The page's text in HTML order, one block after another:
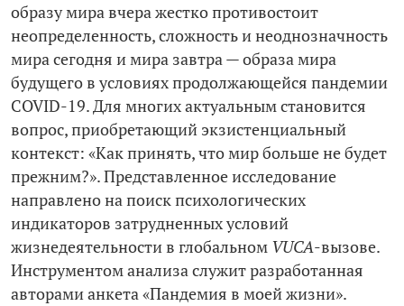
образу мира вчера жестко противостоит
неопределенность, сложность и неоднозначность
мира сегодня и мира завтра — образа мира
будущего в условиях продолжающейся пандемии
COVID‑19. Для многих актуальным становится
вопрос, приобретающий экзистенциальный
контекст: «Как принять, что мир больше не будет
прежним?». Представленное исследование
направлено на поиск психологических
индикаторов затрудненных условий
жизнедеятельности в глобальном VUCA-вызове.
Инструментом анализа служит разработанная
авторами анкета «Пандемия в моей жизни».